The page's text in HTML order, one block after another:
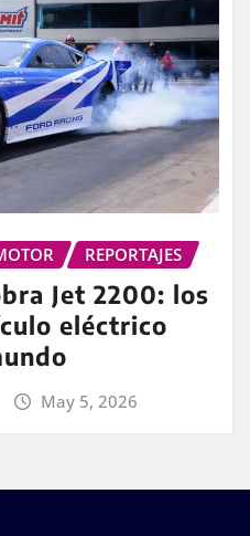
REPORTAJES
Jet 2200: los
eléctrico
May 5, 2026